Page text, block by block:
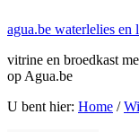
agua.be waterlelies en
vitrine en broedkast
op Agua.be
U bent hier: Home /